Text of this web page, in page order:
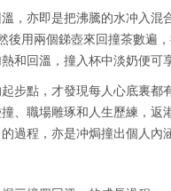
，亦即是把沸騰的水冲入混
用兩個銻壺來回撞茶數遍
和回溫，撞入杯中淡奶便可享
步點，才發現每人心底裏都
、職場雕琢和人生歷練，返
過程，亦是冲焗撞出個人內